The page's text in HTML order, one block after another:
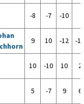
-8 -7 -10
9 10 -12 -
10 -10 10 2
5 -7 9 6